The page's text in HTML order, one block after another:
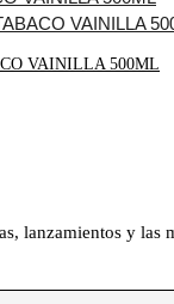
lanzamientos y las
VAINILLA 500ML